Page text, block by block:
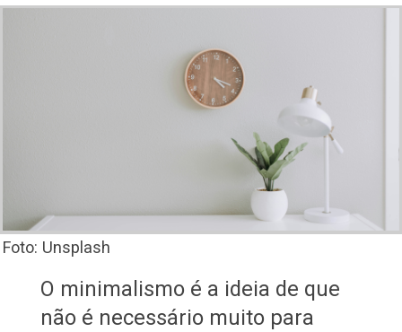
Foto: Unsplash
O minimalismo é a ideia de que
não é necessário muito para